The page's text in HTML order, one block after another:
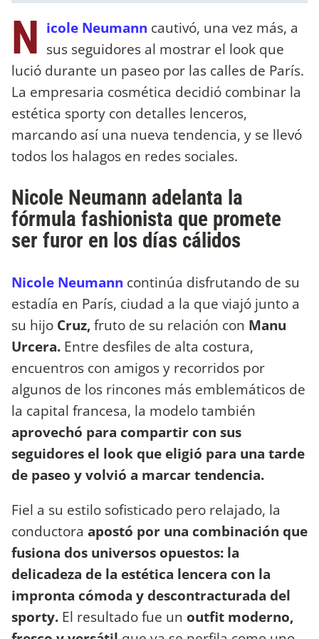
N icole Neumann cautivó, una vez más, a
sus seguidores al mostrar el look que
lució durante un paseo por las calles de París.
La empresaria cosmética decidió combinar la
estética sporty con detalles lenceros,
marcando así una nueva tendencia, y se llevó
todos los halagos en redes sociales.
Nicole Neumann adelanta la
fórmula fashionista que promete
ser furor en los días cálidos
Nicole Neumann continúa disfrutando de su
estadía en París, ciudad a la que viajó junto a
su hijo Cruz,fruto de su relación con Manu
Urcera. Entre desfiles de alta costura,
encuentros con amigos y recorridos por
algunos de los rincones más emblemáticos de
la capital francesa, la modelo también
aprovechó para compartir con sus
seguidores el look que eligió para una tarde
de paseo y volvió a marcar tendencia.
Fiel a su estilo sofisticado pero relajado, la
conductora apostó por una combinación que
fusiona dos universos opuestos: la
delicadeza de la estética lencera con la
impronta cómoda y descontracturada del
sporty. El resultado fue un outfit moderno,